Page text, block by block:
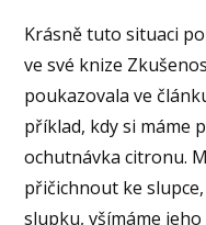
Krásně tuto situaci
ve své knize
poukazovala ve
příklad, kdy si máme
ochutnávka citronu.
přičichnout ke
slupku, všímáme